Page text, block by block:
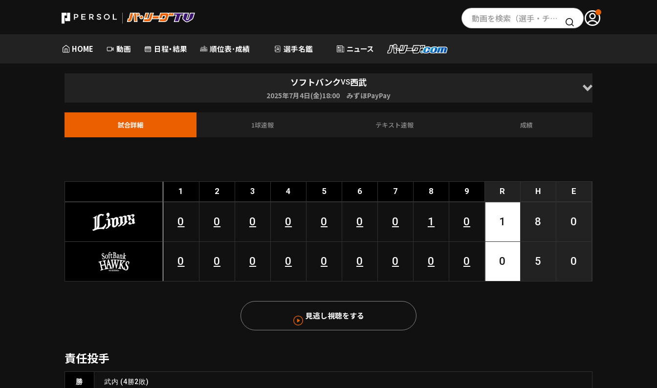
動画を検索（選手・チーム・プレー内容…）
HOME 動画 日程・結果 順位表･成績 選手名鑑 ニュース
ソフトバンクVS西武
2025年7月4日(金)18:00 みずほPayPay
試合詳細 1球速報 テキスト速報 成績
1 2 3 4 5 6 7 8 9 R H E
0 0 0 0 0 0 0 1 0 1 8 0
0 0 0 0 0 0 0 0 0 0 5 0
見逃し視聴をする
責任投手
勝 武内 (4勝2敗)